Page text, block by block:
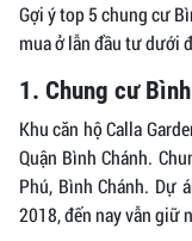
Gợi ý top 5 chung cư
mua ở lẫn đầu tư dưới
1. Chung cư
Khu căn hộ Calla
Quận Bình Chánh.
Phú, Bình Chánh. Dự
2018, đến nay vẫn giữ